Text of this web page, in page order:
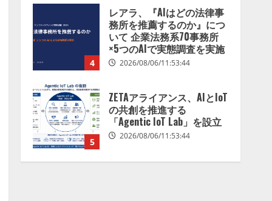
4
レアラ、『AIはどの法律事
務所を推薦するのか』につ
いて 企業法務系70事務所
×5つのAIで実態調査を実施
2026/08/06/11:53:44
5
ZETAアライアンス、AIとIoT
の共創を推進する
「Agentic IoT Lab」を設立
2026/08/06/11:53:44